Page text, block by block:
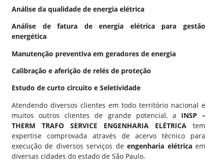
Análise da qualidade de energia elétrica
Análise de fatura de energia elétrica para gestão
energética
Manutenção preventiva em geradores de energia
Calibração e aferição de relés de proteção
Estudo de curto circuito e Seletividade
Atendendo diversos clientes em todo território nacional e
muitos outrosclientes de grande potencial, a INSP –
THERM TRAFO SERVICE ENGENHARIA ELÉTRICA tem
expertise comprovada através de acervo técnico para
execução de diversos serviços deengenharia elétricaem
diversas cidades do estado de São Paulo.